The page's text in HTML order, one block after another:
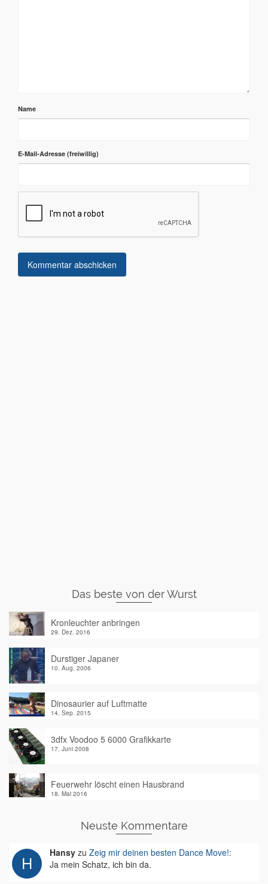
Name
E-Mail-Adresse
Das beste von der Wurst
Kronleuchter anbringen
29. Dez. 2016
Durstiger Japaner
10. Aug. 2006
Dinosaurier auf Luftmatte
14. Sep. 2015
3dfx Voodoo 5 6000 Grafikkarte
17. Juni 2008
Feuerwehr löscht einen Hausbrand
18. Mai 2016
Neuste Kommentare
Hansy zu Zeig mir deinen besten Dance Move!:
Ja mein Schatz, ich bin da.